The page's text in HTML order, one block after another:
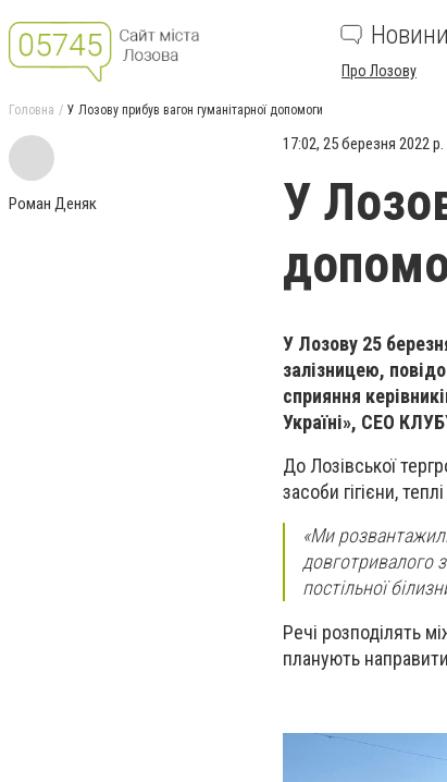
Новини
Про Лозову
Головна У Лозову прибув вагон гуманітарної допомоги
Роман Деняк
17:02, 25 березня 2022 р.
У
У Лозову 25
залізницею,
сприяння
Україні», СЕО
До Лозівської
засоби гігієни,
«Ми
довготривалого
постільної
Речі розподілять
планують